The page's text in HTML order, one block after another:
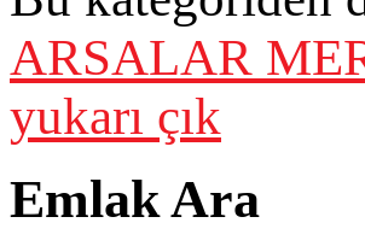
ARSALAR
yukarı çık
Emlak Ara